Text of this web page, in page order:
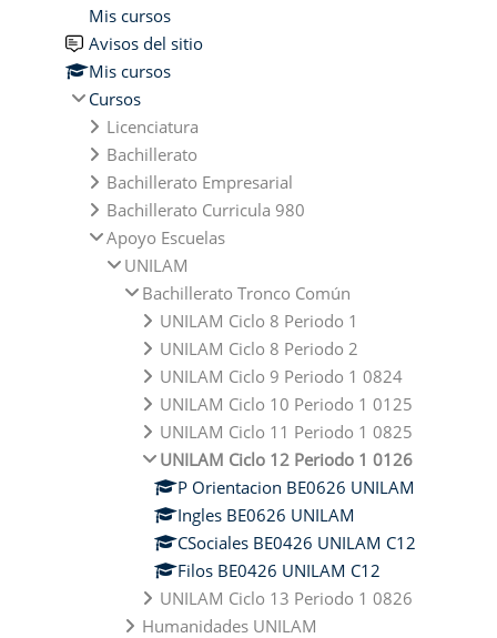
Mis cursos
Avisos del sitio
Mis cursos
Cursos
Licenciatura
Bachillerato
Bachillerato Empresarial
Bachillerato Curricula 980
Apoyo Escuelas
UNILAM
Bachillerato Tronco Común
UNILAM Ciclo 8 Periodo 1
UNILAM Ciclo 8 Periodo 2
UNILAM Ciclo 9 Periodo 1 0824
UNILAM Ciclo 10 Periodo 1 0125
UNILAM Ciclo 11 Periodo 1 0825
UNILAM Ciclo 12 Periodo 1 0126
P Orientacion BE0626 UNILAM
Ingles BE0626 UNILAM
CSociales BE0426 UNILAM C12
Filos BE0426 UNILAM C12
UNILAM Ciclo 13 Periodo 1 0826
Humanidades UNILAM